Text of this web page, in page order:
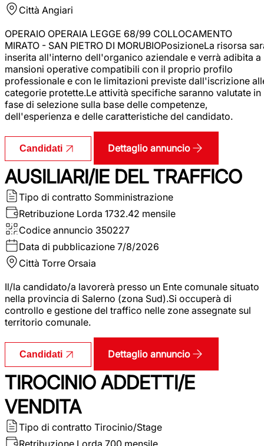
Città Angiari
OPERAIO OPERAIA LEGGE 68/99 COLLOCAMENTO
MIRATO - SAN PIETRO DI MORUBIOPosizioneLa risorsa
inserita all'interno dell'organico aziendale e verrà adibita a
mansioni operative compatibili con il proprio profilo
professionale e con le limitazioni previste dall'iscrizione
categorie protette.Le attività specifiche saranno valutate in
fase di selezione sulla base delle competenze,
dell'esperienza e delle caratteristiche del candidato.
Candidati Dettaglio annuncio
AUSILIARI/IE DEL TRAFFICO
Tipo di contratto Somministrazione
Retribuzione Lorda 1732.42 mensile
Codice annuncio 350227
Data di pubblicazione 7/8/2026
Città Torre Orsaia
Il/la candidato/a lavorerà presso un Ente comunale situato
nella provincia di Salerno (zona Sud).Si occuperà di
controllo e gestione del traffico nelle zone assegnate sul
territorio comunale.
Candidati Dettaglio annuncio
TIROCINIO ADDETTI/E
VENDITA
Tipo di contratto Tirocinio/Stage
Retribuzione Lorda 700 mensile